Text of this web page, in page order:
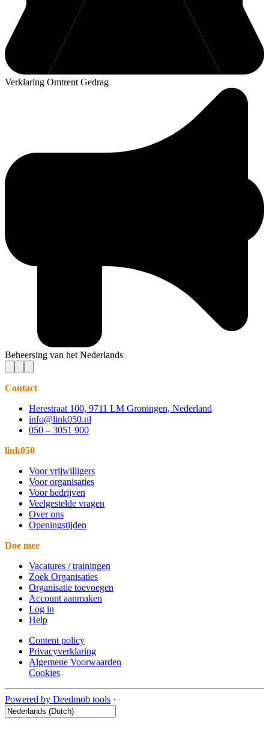
Verklaring Omtrent Gedrag
Beheersing van het Nederlands
Contact
Herestraat 100, 9711 LM Groningen, Nederland
info@link050.nl
050 – 3051 900
link050
Voor vrijwilligers
Voor organisaties
Voor bedrijven
Veelgestelde vragen
Over ons
Openingstijden
Doe mee
Vacatures / trainingen
Zoek Organisaties
Organisatie toevoegen
Account aanmaken
Log in
Help
Content policy
Privacyverklaring
Algemene Voorwaarden
Cookies
Powered by Deedmob tools ·